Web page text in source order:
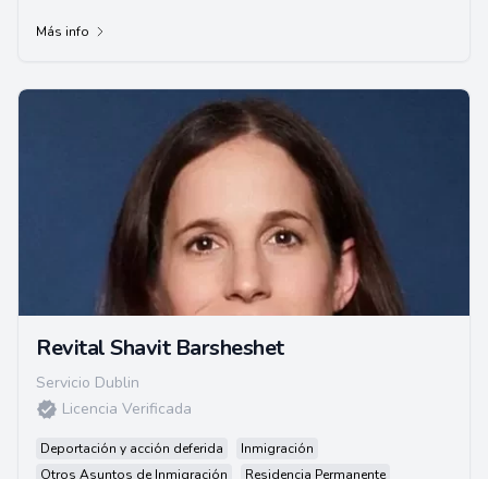
Más info
Revital Shavit Barsheshet
Servicio Dublin
Licencia Verificada
Deportación y acción deferida
Inmigración
Otros Asuntos de Inmigración
Residencia Permanente